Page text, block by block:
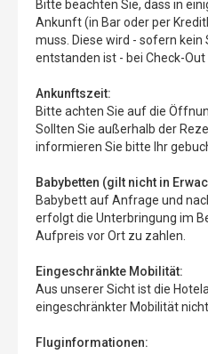
Bitte beachten Sie, dass in
Ankunft (in Bar oder per
muss. Diese wird - sofern
entstanden ist - bei Check-
Ankunftszeit:
Bitte achten Sie auf die
Sollten Sie außerhalb der
informieren Sie bitte Ihr
Babybetten (gilt nicht in
Babybett auf Anfrage und
erfolgt die Unterbringung im
Aufpreis vor Ort zu zahlen.
Eingeschränkte Mobilität:
Aus unserer Sicht ist die
eingeschränkter Mobilität
Fluginformationen: